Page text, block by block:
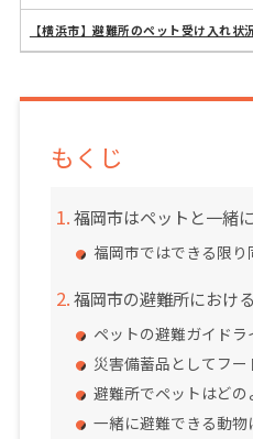
【横浜市】避難所のペット受け入れ
もくじ
福岡市はペットと一緒
福岡市ではできる限
福岡市の避難所におけ
ペットの避難ガイドラ
災害備蓄品としてフー
避難所でペットはどの
一緒に避難できる動物